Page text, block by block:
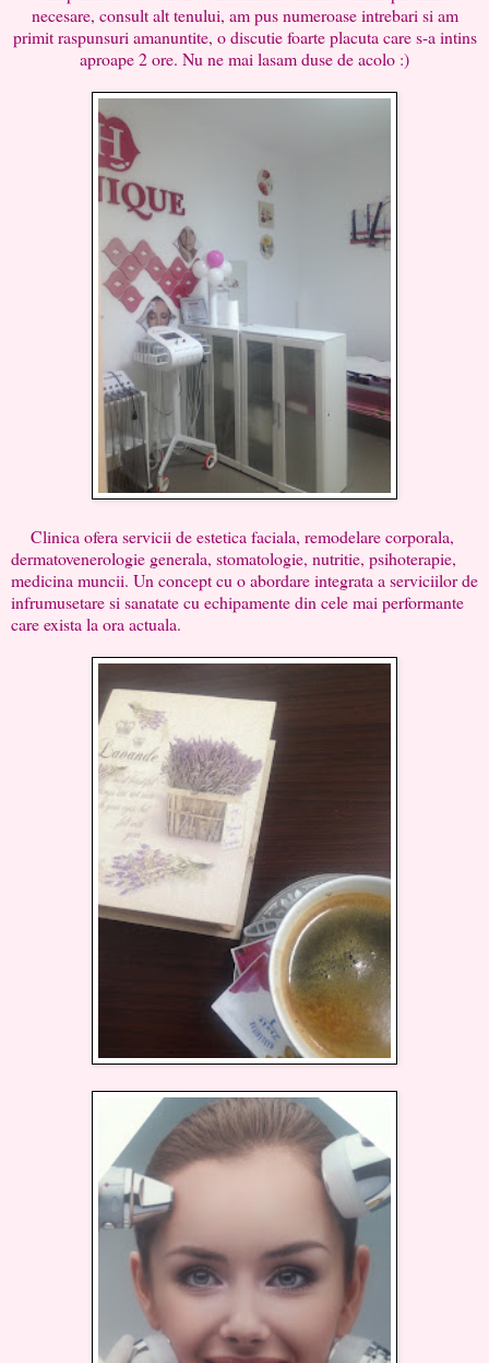
necesare, consult alt tenului, am pus numeroase intrebari si am
primit raspunsuri amanuntite, o discutie foarte placuta care s-a intins
aproape 2 ore. Nu ne mai lasam duse de acolo :)
Clinica ofera servicii de estetica faciala, remodelare corporala,
dermatovenerologie generala, stomatologie, nutritie, psihoterapie,
medicina muncii. Un concept cu o abordare integrata a serviciilor de
infrumusetare si sanatate cu echipamente din cele mai performante
care exista la ora actuala.